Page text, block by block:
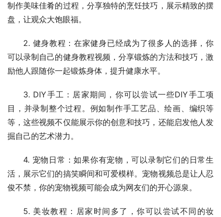
制作美味佳肴的过程，分享独特的烹饪技巧，展示精致的摆
盘，让观众大饱眼福。
2. 健身教程：在家健身已经成为了很多人的选择，你
可以录制自己的健身教程视频，分享锻炼的方法和技巧，激
励他人跟随你一起锻炼身体，提升健康水平。
3. DIY手工：居家期间，你可以尝试一些DIY手工项
目，并录制整个过程。例如制作手工艺品、绘画、编织等
等，这些视频不仅能展示你的创意和技巧，还能启发他人发
掘自己的艺术潜力。
4. 宠物日常：如果你有宠物，可以录制它们的日常生
活，展示它们的搞笑瞬间和可爱模样。宠物视频总是让人忍
俊不禁，你的宠物视频可能会成为网友们的开心源泉。
5. 美妆教程：居家时间多了，你可以尝试不同的妆